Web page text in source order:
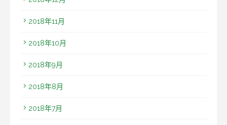
2018年11月
2018年10月
2018年9月
2018年8月
2018年7月